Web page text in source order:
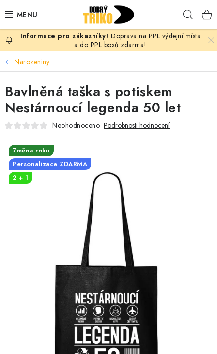
na
PRO ŽENY
PRO MUŽE
PRO DĚTI
PRO PÁRY
VLASTNÍ MOTIV
MÁM SRDCE POMÁHÁM
Doprava na PPL výdejní místa
a do PPL boxů zdarma!
Narozeniny
Bavlněná taška s potiskem
Nestárnoucí legenda 50 let
Neohodnoceno Podrobnosti hodnocení
Změna roku
Personalizace ZDARMA
2 + 1